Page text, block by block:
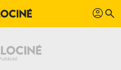
profil search